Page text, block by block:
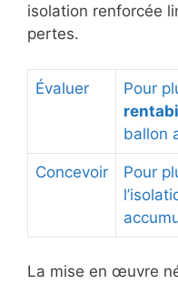
isolation renforcée
pertes.
Évaluer
Pour
ballon
Concevoir Pour
La mise en œuvre